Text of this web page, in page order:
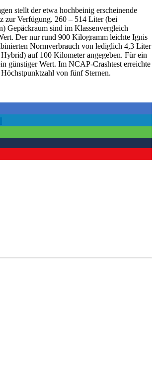
stellt der etwa hochbeinig erscheinende
zur Verfügung. 260 – 514 Liter (bei
Gepäckraum sind im Klassenvergleich
Der nur rund 900 Kilogramm leichte Ignis
Normverbrauch von lediglich 4,3 Liter
auf 100 Kilometer angegeben. Für ein
günstiger Wert. Im NCAP-Crashtest erreichte
von fünf Sternen.